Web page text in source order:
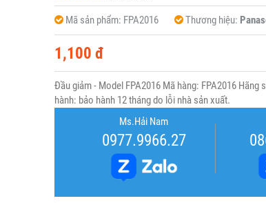
Mã sản phẩm: FPA2016 Thương hiệu:
1,100 đ
Đầu giảm - Model FPA2016 Mã hàng: FPA2016
hành: bảo hành 12 tháng do lỗi nhà sản xuất.
Ms.Hải Nam
0977.9966.27